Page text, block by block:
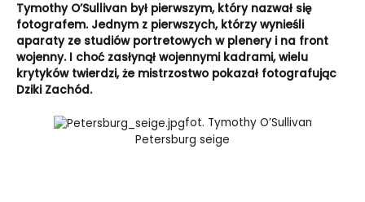
Tymothy O’Sullivan był pierwszym, który nazwał się
fotografem. Jednym z pierwszych, którzy wynieśli
aparaty ze studiów portretowych w plenery i na front
wojenny. I choć zasłynął wojennymi kadrami, wielu
krytyków twierdzi, że mistrzostwo pokazał fotografując
Dziki Zachód.
fot. Tymothy O’Sullivan
Petersburg seige